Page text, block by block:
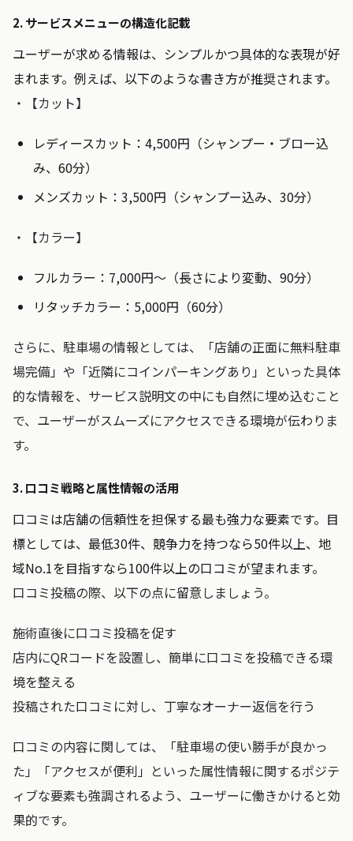
2. サービスメニューの構造化記載
ユーザーが求める情報は、シンプルかつ具体的な表現が好
まれます。例えば、以下のような書き方が推奨されます。
・【カット】
レディースカット：4,500円（シャンプー・ブロー込
み、60分）
メンズカット：3,500円（シャンプー込み、30分）
・【カラー】
フルカラー：7,000円～（長さにより変動、90分）
リタッチカラー：5,000円（60分）
さらに、駐車場の情報としては、「店舗の正面に無料駐車
場完備」や「近隣にコインパーキングあり」といった具体
的な情報を、サービス説明文の中にも自然に埋め込むこと
で、ユーザーがスムーズにアクセスできる環境が伝わりま
す。
3. 口コミ戦略と属性情報の活用
口コミは店舗の信頼性を担保する最も強力な要素です。目
標としては、最低30件、競争力を持つなら50件以上、地
域No.1を目指すなら100件以上の口コミが望まれます。
口コミ投稿の際、以下の点に留意しましょう。
施術直後に口コミ投稿を促す
店内にQRコードを設置し、簡単に口コミを投稿できる環
境を整える
投稿された口コミに対し、丁寧なオーナー返信を行う
口コミの内容に関しては、「駐車場の使い勝手が良かっ
た」「アクセスが便利」といった属性情報に関するポジテ
ィブな要素も強調されるよう、ユーザーに働きかけると効
果的です。